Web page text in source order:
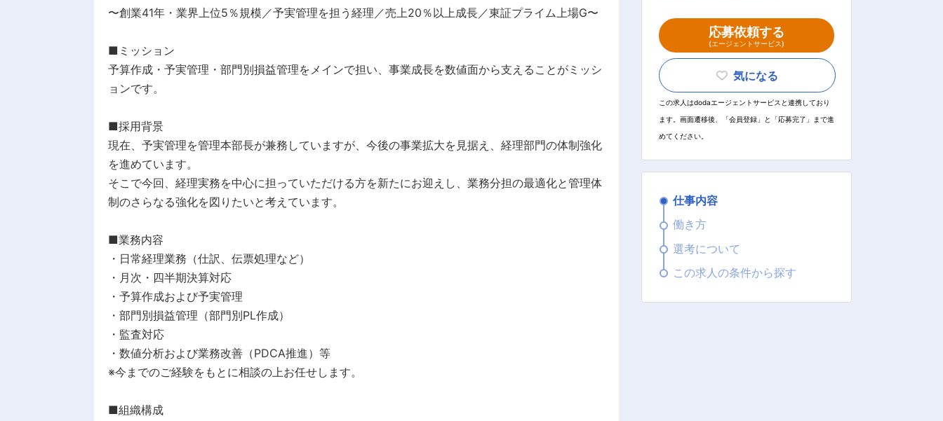
〜創業41年・業界上位5％規模／予実管理を担う経理／売上20％以上成長／東証プライム上場G〜
■ミッション
予算作成・予実管理・部門別損益管理をメインで担い、事業成長を数値面から支えることがミッシ
ョンです。
■採用背景
現在、予実管理を管理本部長が兼務していますが、今後の事業拡大を見据え、経理部門の体制強化
を進めています。
そこで今回、経理実務を中心に担っていただける方を新たにお迎えし、業務分担の最適化と管理体
制のさらなる強化を図りたいと考えています。
■業務内容
・日常経理業務（仕訳、伝票処理など）
・月次・四半期決算対応
・予算作成および予実管理
・部門別損益管理（部門別PL作成）
・監査対応
・数値分析および業務改善（PDCA推進）等
※今までのご経験をもとに相談の上お任せします。
■組織構成
応募依頼する
(エージェントサービス)
気になる
この求人はdodaエージェントサービスと連携しており
ます。画面遷移後、「会員登録」と「応募完了」まで進
めてください。
仕事内容
働き方
選考について
この求人の条件から探す